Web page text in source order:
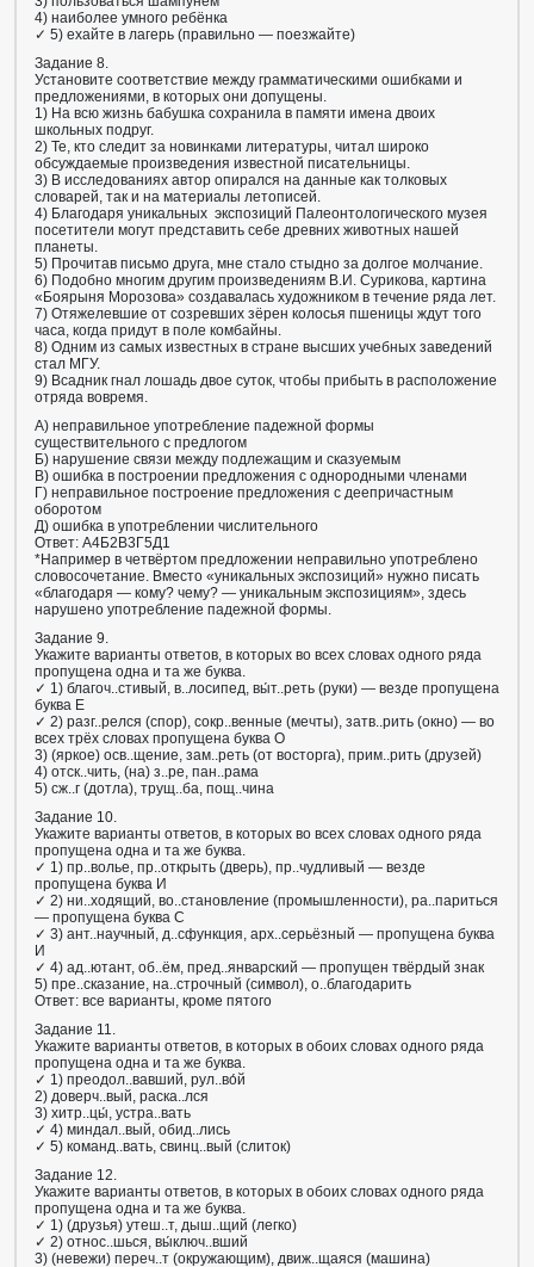
4) наиболее умного ребёнка
✓ 5) ехайте в лагерь (правильно — поезжайте)
Задание 8.
Установите соответствие между грамматическими ошибками и
предложениями, в которых они допущены.
1) На всю жизнь бабушка сохранила в памяти имена двоих
школьных подруг.
2) Те, кто следит за новинками литературы, читал широко
обсуждаемые произведения известной писательницы.
3) В исследованиях автор опирался на данные как толковых
словарей, так и на материалы летописей.
4) Благодаря уникальных экспозиций Палеонтологического музея
посетители могут представить себе древних животных нашей
планеты.
5) Прочитав письмо друга, мне стало стыдно за долгое молчание.
6) Подобно многим другим произведениям В.И. Сурикова, картина
«Боярыня Морозова» создавалась художником в течение ряда лет.
7) Отяжелевшие от созревших зёрен колосья пшеницы ждут того
часа, когда придут в поле комбайны.
8) Одним из самых известных в стране высших учебных заведений
стал МГУ.
9) Всадник гнал лошадь двое суток, чтобы прибыть в расположение
отряда вовремя.
А) неправильное употребление падежной формы
существительного с предлогом
Б) нарушение связи между подлежащим и сказуемым
В) ошибка в построении предложения с однородными членами
Г) неправильное построение предложения с деепричастным
оборотом
Д) ошибка в употреблении числительного
Ответ: А4Б2В3Г5Д1
*Например в четвёртом предложении неправильно употреблено
словосочетание. Вместо «уникальных экспозиций» нужно писать
«благодаря — кому? чему? — уникальным экспозициям», здесь
нарушено употребление падежной формы.
Задание 9.
Укажите варианты ответов, в которых во всех словах одного ряда
пропущена одна и та же буква.
✓ 1) благоч..стивый, в..лосипед, вы́т..реть (руки) — везде пропущена
буква Е
✓ 2) разг..релся (спор), сокр..венные (мечты), затв..рить (окно) — во
всех трёх словах пропущена буква О
3) (яркое) осв..щение, зам..реть (от восторга), прим..рить (друзей)
4) отск..чить, (на) з..ре, пан..рама
5) сж..г (дотла), трущ..ба, пощ..чина
Задание 10.
Укажите варианты ответов, в которых во всех словах одного ряда
пропущена одна и та же буква.
✓ 1) пр..волье, пр..открыть (дверь), пр..чудливый — везде
пропущена буква И
✓ 2) ни..ходящий, во..становление (промышленности), ра..париться
— пропущена буква С
✓ 3) ант..научный, д..сфункция, арх..серьёзный — пропущена буква
И
✓ 4) ад..ютант, об..ём, пред..январский — пропущен твёрдый знак
5) пре..сказание, на..строчный (символ), о..благодарить
Ответ: все варианты, кроме пятого
Задание 11.
Укажите варианты ответов, в которых в обоих словах одного ряда
пропущена одна и та же буква.
✓ 1) преодол..вавший, рул..во́й
2) доверч..вый, раска..лся
3) хитр..цы́, устра..вать
✓ 4) миндал..вый, обид..лись
✓ 5) команд..вать, свинц..вый (слиток)
Задание 12.
Укажите варианты ответов, в которых в обоих словах одного ряда
пропущена одна и та же буква.
✓ 1) (друзья) утеш..т, дыш..щий (легко)
✓ 2) относ..шься, вы́ключ..вший
3) (невежи) переч..т (окружающим), движ..щаяся (машина)